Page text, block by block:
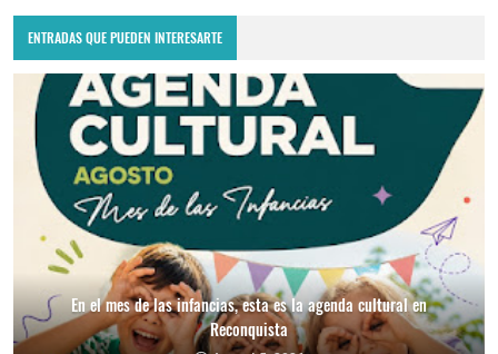
ENTRADAS QUE PUEDEN INTERESARTE
En el mes de las infancias, esta es la agenda cultural en
Reconquista